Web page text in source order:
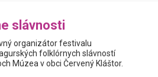
slávnosti
organizátor festivalu
folklórnych slávností
Múzea v obci Červený Kláštor.